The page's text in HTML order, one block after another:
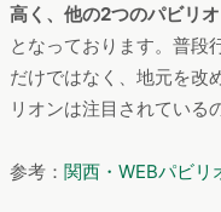
高く、他の2つのパビリ
となっております。普段
だけではなく、地元を改
リオンは注目されている
参考： 関西・WEBパビリ